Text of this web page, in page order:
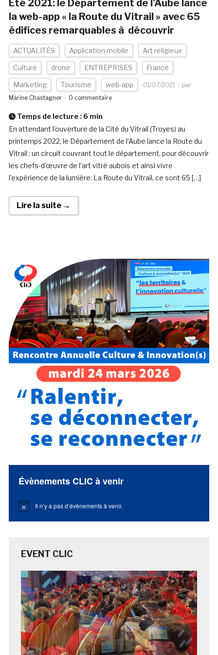
Eté 2021: le Département de l’Aube lance
la web-app « la Route du Vitrail » avec 65
édifices remarquables à découvrir
ACTUALITÉS Application mobile Art religieux
Culture drone ENTREPRISES France
Marketing Tourisme web-app 01/07/2021
par
Marine Chastagner
0 commentaire
Temps de lecture : 6 min
En attendant l’ouverture de la Cité du Vitrail (Troyes) au
printemps 2022, le Département de l’Aube lance la Route du
Vitrail : un circuit couvrant tout le département, pour découvrir
les chefs-d’œuvre de l’art vitré aubois et ainsi vivre
l’expérience de la lumière. La Route du Vitrail, ce sont 65 […]
Lire la suite →
Évènements CLIC à venir
Notice Il n’y a pas d’évènements à venir.
EVENT CLIC